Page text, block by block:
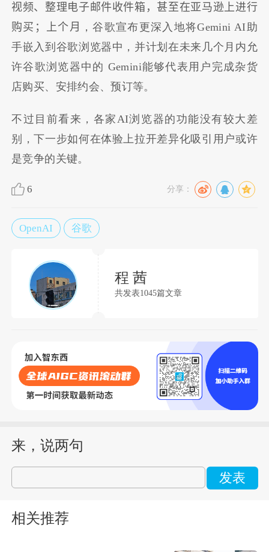
视频、整理电子邮件收件箱，甚至在亚马逊上进行
购买；上个月
，谷歌宣布更深入地将Gemini AI助
手嵌入到谷歌浏览器中，并计划在未来几个月内允
许谷歌浏览器中的 Gemini能够代表用户完成杂货
店购买、安排约会、预订等。
不过目前看来，各家AI浏览器的功能没有较大差
别，下一步如何在体验上拉开差异化吸引用户或许
是竞争的关键。
6 分享：
OpenAI 谷歌
程 茜
共发表1045篇文章
来，说两句
发表
相关推荐